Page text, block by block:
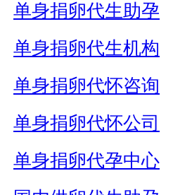
单身捐卵代生助孕
单身捐卵代生机构
单身捐卵代怀咨询
单身捐卵代怀公司
单身捐卵代孕中心